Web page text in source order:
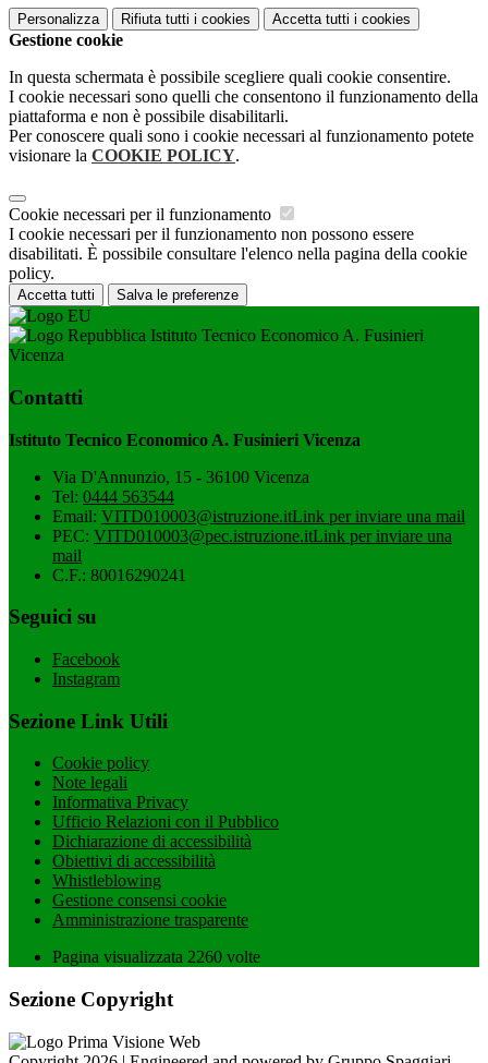
Personalizza Rifiuta tutti i cookies Accetta tutti i cookies
Gestione cookie
In questa schermata è possibile scegliere quali cookie consentire.
I cookie necessari sono quelli che consentono il funzionamento della
piattaforma e non è possibile disabilitarli.
Per conoscere quali sono i cookie necessari al funzionamento potete
visionare la COOKIE POLICY.
Cookie necessari per il funzionamento
I cookie necessari per il funzionamento non possono essere
disabilitati. È possibile consultare l'elenco nella pagina della cookie
policy.
Accetta tutti Salva le preferenze
Istituto Tecnico Economico A. Fusinieri
Vicenza
Contatti
Istituto Tecnico Economico A. Fusinieri Vicenza
Via D'Annunzio, 15 - 36100 Vicenza
Tel: 0444 563544
Email: VITD010003@istruzione.itLink per inviare una mail
PEC: VITD010003@pec.istruzione.itLink per inviare una
mail
C.F.: 80016290241
Seguici su
Facebook
Instagram
Sezione Link Utili
Cookie policy
Note legali
Informativa Privacy
Ufficio Relazioni con il Pubblico
Dichiarazione di accessibilità
Obiettivi di accessibilità
Whistleblowing
Gestione consensi cookie
Amministrazione trasparente
Pagina visualizzata 2260 volte
Sezione Copyright